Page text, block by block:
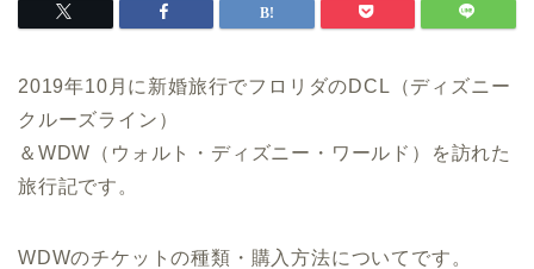
2019年10月に新婚旅行でフロリダのDCL（ディズニー
クルーズライン）
＆WDW（ウォルト・ディズニー・ワールド）を訪れた
旅行記です。
WDWのチケットの種類・購入方法についてです。